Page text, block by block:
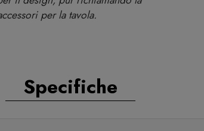
per la tavola.
Specifiche